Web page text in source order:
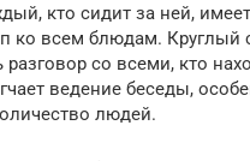
кто сидит за ней, имеет
ко всем блюдам. Круглый
разговор со всеми, кто
ведение беседы,
людей.